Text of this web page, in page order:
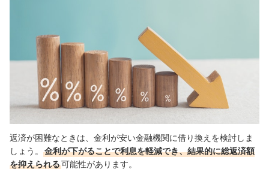
返済が困難なときは、金利が安い金融機関に借り換えを検討しま
しょう。
金利が下がることで利息を軽減でき、結果的に総返済額
を抑えられる可能性があります。